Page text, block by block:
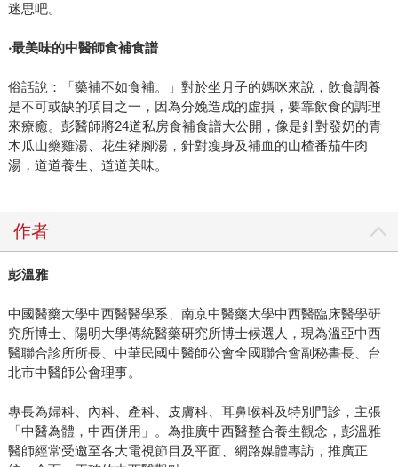
迷思吧。
‧最美味的中醫師食補食譜
俗話說：「藥補不如食補。」對於坐月子的媽咪來說，飲食調養
是不可或缺的項目之一，因為分娩造成的虛損，要靠飲食的調理
來療癒。彭醫師將24道私房食補食譜大公開，像是針對發奶的青
木瓜山藥雞湯、花生豬腳湯，針對瘦身及補血的山楂番茄牛肉
湯，道道養生、道道美味。
作者
彭溫雅
中國醫藥大學中西醫醫學系、南京中醫藥大學中西醫臨床醫學研
究所博士、陽明大學傳統醫藥研究所博士候選人，現為溫亞中西
醫聯合診所所長、中華民國中醫師公會全國聯合會副秘書長、台
北市中醫師公會理事。
專長為婦科、內科、產科、皮膚科、耳鼻喉科及特別門診，主張
「中醫為體，中西併用」。為推廣中西醫整合養生觀念，彭溫雅
醫師經常受邀至各大電視節目及平面、網路媒體專訪，推廣正